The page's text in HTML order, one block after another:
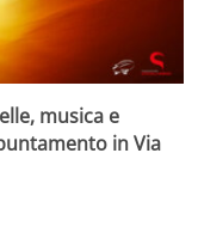
musica e
in Via